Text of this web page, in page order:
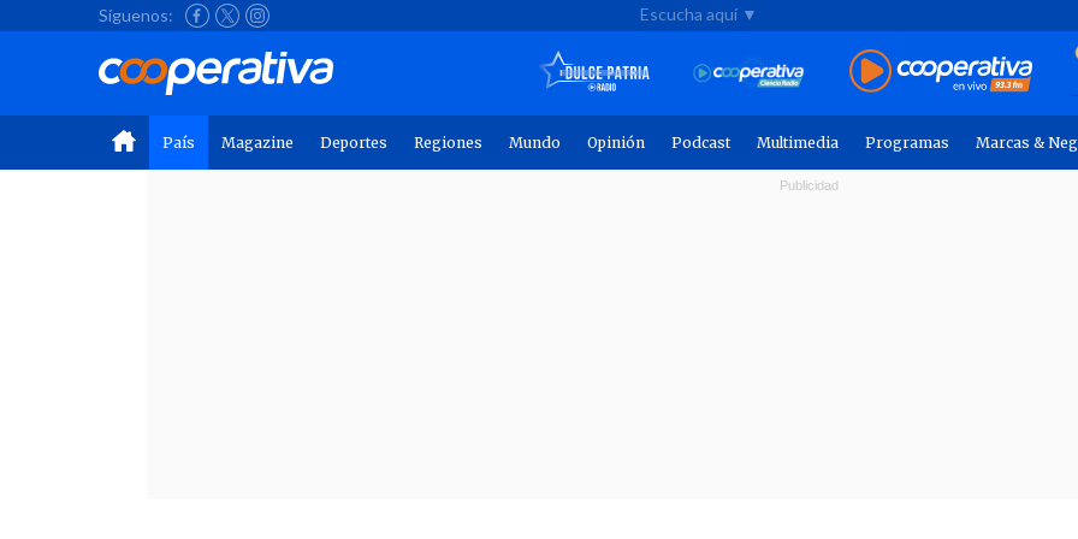
Síguenos: Escucha aquí ▼
País Magazine Deportes Regiones Mundo Opinión Podcast Multimedia Programas Marcas &